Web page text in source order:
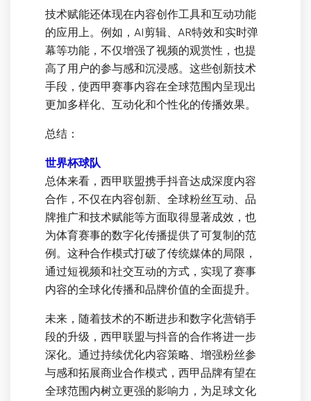
技术赋能还体现在内容创作工具和互动功能
的应用上。例如，AI剪辑、AR特效和实时弹
幕等功能，不仅增强了视频的观赏性，也提
高了用户的参与感和沉浸感。这些创新技术
手段，使西甲赛事内容在全球范围内呈现出
更加多样化、互动化和个性化的传播效果。
总结：
世界杯球队
总体来看，西甲联盟携手抖音达成深度内容
合作，不仅在内容创新、全球粉丝互动、品
牌推广和技术赋能等方面取得显著成效，也
为体育赛事的数字化传播提供了可复制的范
例。这种合作模式打破了传统媒体的局限，
通过短视频和社交互动的方式，实现了赛事
内容的全球化传播和品牌价值的全面提升。
未来，随着技术的不断进步和数字化营销手
段的升级，西甲联盟与抖音的合作将进一步
深化。通过持续优化内容策略、增强粉丝参
与感和拓展商业合作模式，西甲品牌有望在
全球范围内树立更强的影响力，为足球文化